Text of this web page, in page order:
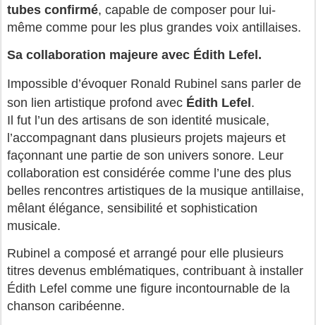
tubes confirmé, capable de composer pour lui-
même comme pour les plus grandes voix antillaises.
Sa collaboration majeure avec Édith Lefel.
Impossible d’évoquer Ronald Rubinel sans parler de
son lien artistique profond avec Édith Lefel.
Il fut l’un des artisans de son identité musicale,
l’accompagnant dans plusieurs projets majeurs et
façonnant une partie de son univers sonore. Leur
collaboration est considérée comme l’une des plus
belles rencontres artistiques de la musique antillaise,
mêlant élégance, sensibilité et sophistication
musicale.
Rubinel a composé et arrangé pour elle plusieurs
titres devenus emblématiques, contribuant à installer
Édith Lefel comme une figure incontournable de la
chanson caribéenne.